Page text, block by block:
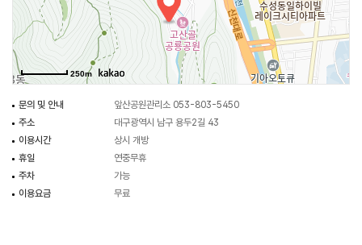
250m
문의 및 안내
앞산공원관리소 053-803-5450
주소
대구광역시 남구 용두2길 43
이용시간
상시 개방
휴일
연중무휴
주차
가능
이용요금
무료